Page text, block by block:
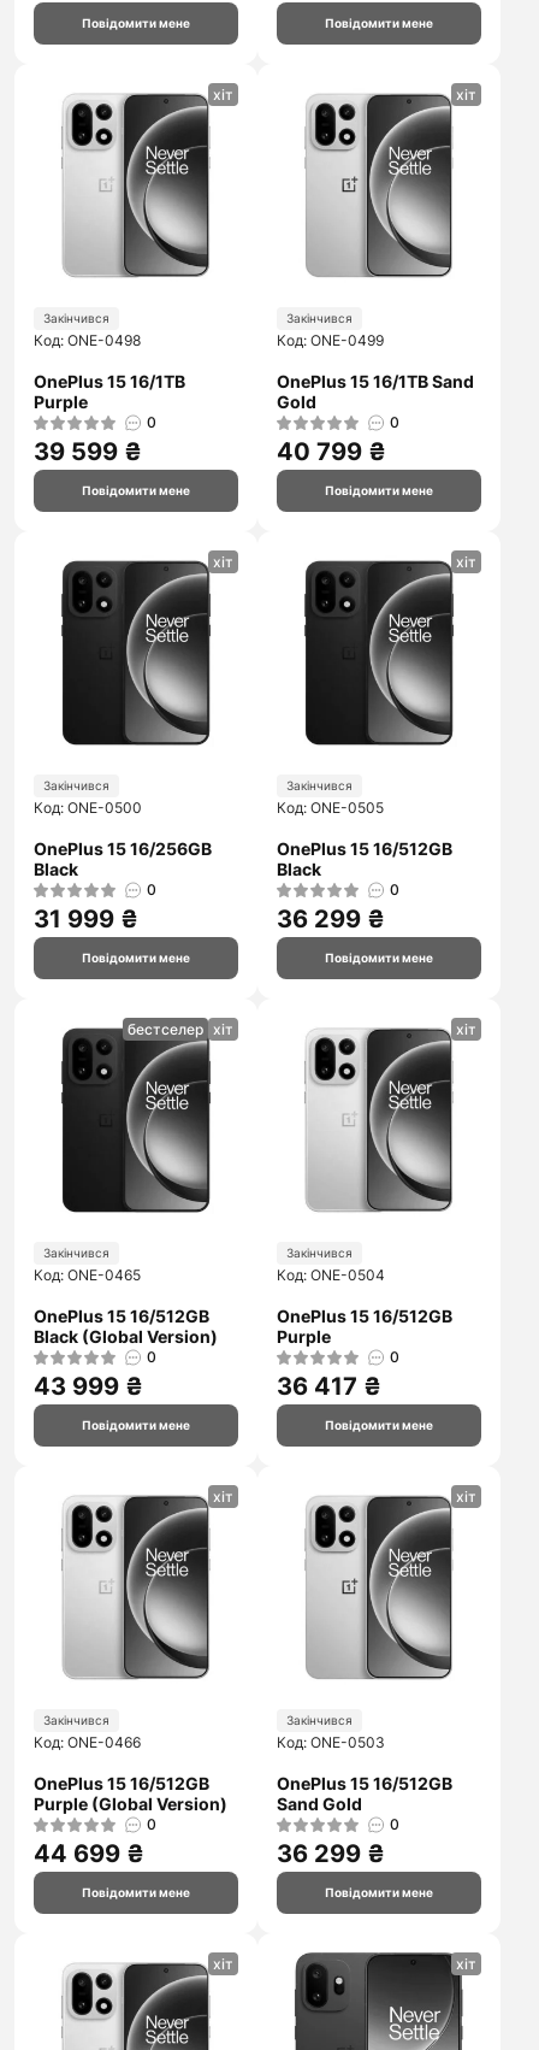
Повідомити мене Повідомити мене
хіт
Закінчився
Код: ONE-0498
OnePlus 15 16/1TB
Purple
0
39 599 ₴
Повідомити мене
хіт
Закінчився
Код: ONE-0499
OnePlus 15 16/1TB Sand
Gold
0
40 799 ₴
Повідомити мене
хіт
Закінчився
Код: ONE-0500
OnePlus 15 16/256GB
Black
0
31 999 ₴
Повідомити мене
хіт
Закінчився
Код: ONE-0505
OnePlus 15 16/512GB
Black
0
36 299 ₴
Повідомити мене
бестселер хіт
Закінчився
Код: ONE-0465
OnePlus 15 16/512GB
Black (Global Version)
0
43 999 ₴
Повідомити мене
хіт
Закінчився
Код: ONE-0504
OnePlus 15 16/512GB
Purple
0
36 417 ₴
Повідомити мене
хіт
Закінчився
Код: ONE-0466
OnePlus 15 16/512GB
Purple (Global Version)
0
44 699 ₴
Повідомити мене
хіт
Закінчився
Код: ONE-0503
OnePlus 15 16/512GB
Sand Gold
0
36 299 ₴
Повідомити мене
хіт хіт